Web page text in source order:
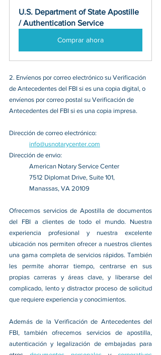
U.S. Department of State Apostille
/ Authentication Service
Comprar ahora
2. Envíenos por correo electrónico su Verificación
de Antecedentes del FBI si es una copia digital, o
envíenos por correo postal su Verificación de
Antecedentes del FBI si es una copia impresa.
Dirección de correo electrónico:
info@usnotarycenter.com
Dirección de envio:
American Notary Service Center
7512 Diplomat Drive, Suite 101,
Manassas, VA 20109
Ofrecemos servicios de Apostilla de documentos
del FBI a clientes de todo el mundo. Nuestra
experiencia profesional y nuestra excelente
ubicación nos permiten ofrecer a nuestros clientes
una gama completa de servicios rápidos. También
les permite ahorrar tiempo, centrarse en sus
propias carreras y áreas clave, y liberarse del
complicado, lento y distractor proceso de solicitud
que requiere experiencia y conocimientos.
Además de la Verificación de Antecedentes del
FBI, también ofrecemos servicios de apostilla,
autenticación y legalización de embajadas para